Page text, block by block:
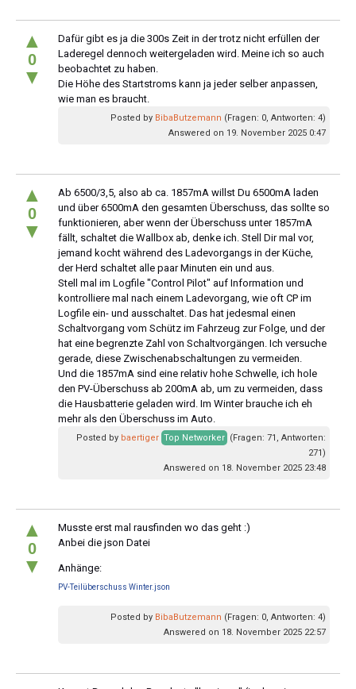
▲
0
▼
Dafür gibt es ja die 300s Zeit in der trotz nicht erfüllen der
Laderegel dennoch weitergeladen wird. Meine ich so auch
beobachtet zu haben.
Die Höhe des Startstroms kann ja jeder selber anpassen,
wie man es braucht.
Posted by BibaButzemann (Fragen: 0, Antworten: 4)
Answered on 19. November 2025 0:47
▲
0
▼
Ab 6500/3,5, also ab ca. 1857mA willst Du 6500mA laden
und über 6500mA den gesamten Überschuss, das sollte so
funktionieren, aber wenn der Überschuss unter 1857mA
fällt, schaltet die Wallbox ab, denke ich. Stell Dir mal vor,
jemand kocht während des Ladevorgangs in der Küche,
der Herd schaltet alle paar Minuten ein und aus.
Stell mal im Logfile "Control Pilot" auf Information und
kontrolliere mal nach einem Ladevorgang, wie oft CP im
Logfile ein- und ausschaltet. Das hat jedesmal einen
Schaltvorgang vom Schütz im Fahrzeug zur Folge, und der
hat eine begrenzte Zahl von Schaltvorgängen. Ich versuche
gerade, diese Zwischenabschaltungen zu vermeiden.
Und die 1857mA sind eine relativ hohe Schwelle, ich hole
den PV-Überschuss ab 200mA ab, um zu vermeiden, dass
die Hausbatterie geladen wird. Im Winter brauche ich eh
mehr als den Überschuss im Auto.
Posted by baertiger Top Networker (Fragen: 71, Antworten:
271)
Answered on 18. November 2025 23:48
▲
0
▼
Musste erst mal rausfinden wo das geht :)
Anbei die json Datei
Anhänge:
PV-Teilüberschuss Winter.json
Posted by BibaButzemann (Fragen: 0, Antworten: 4)
Answered on 18. November 2025 22:57